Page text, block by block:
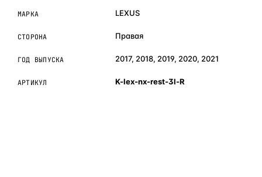
МАРКА LEXUS
СТОРОНА Правая
ГОД ВЫПУСКА 2017, 2018, 2019, 2020, 2021
АРТИКУЛ K-lex-nx-rest-3l-R